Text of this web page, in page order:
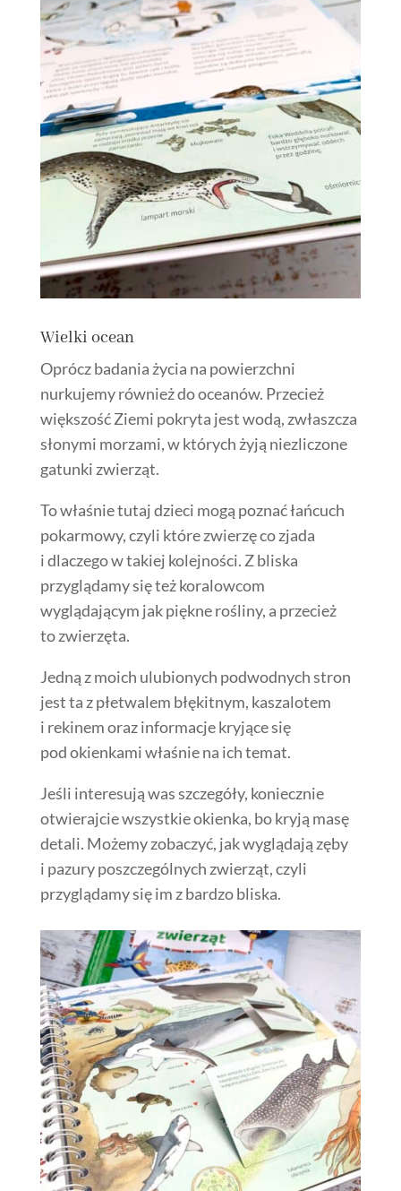
Wielki ocean
Oprócz badania życia na powierzchni
nurkujemy również do oceanów. Przecież
większość Ziemi pokryta jest wodą, zwłaszcza
słonymi morzami, w których żyją niezliczone
gatunki zwierząt.
To właśnie tutaj dzieci mogą poznać łańcuch
pokarmowy, czyli które zwierzę co zjada
i dlaczego w takiej kolejności. Z bliska
przyglądamy się też koralowcom
wyglądającym jak piękne rośliny, a przecież
to zwierzęta.
Jedną z moich ulubionych podwodnych stron
jest ta z płetwalem błękitnym, kaszalotem
i rekinem oraz informacje kryjące się
pod okienkami właśnie na ich temat.
Jeśli interesują was szczegóły, koniecznie
otwierajcie wszystkie okienka, bo kryją masę
detali. Możemy zobaczyć, jak wyglądają zęby
i pazury poszczególnych zwierząt, czyli
przyglądamy się im z bardzo bliska.